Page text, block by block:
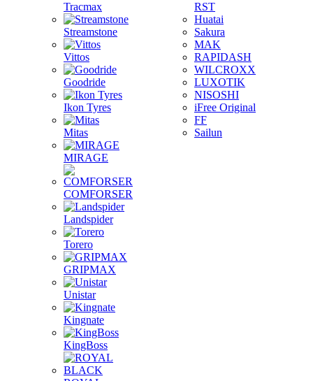
Tracmax
Streamstone
Vittos
Goodride
Ikon Tyres
Mitas
MIRAGE
COMFORSER
Landspider
Torero
GRIPMAX
Unistar
Kingnate
KingBoss
RST
Huatai
Sakura
MAK
RAPIDASH
WILCROXX
LUXOTIK
NISOSHI
iFree Original
FF
Sailun